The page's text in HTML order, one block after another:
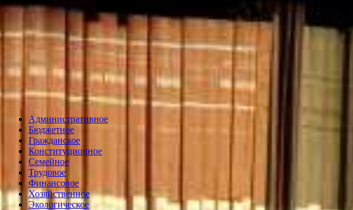
Административное
Бюджетное
Гражданское
Конституционное
Семейное
Трудовое
Финансовое
Хозяйственное
Экологическое